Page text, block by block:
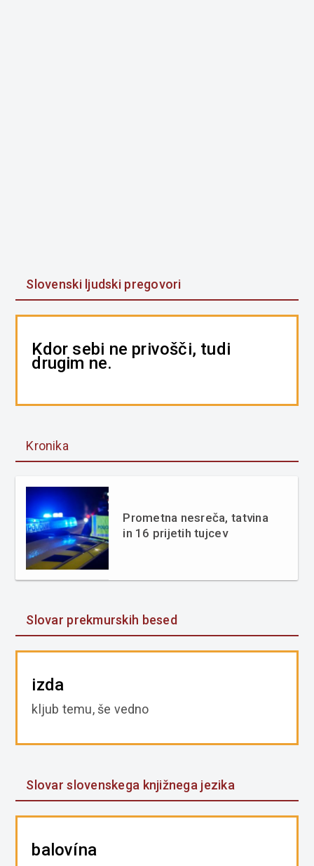
Slovenski ljudski pregovori
Kdor sebi ne privošči, tudi
drugim ne.
Kronika
Prometna nesreča, tatvina
in 16 prijetih tujcev
Slovar prekmurskih besed
izda
kljub temu, še vedno
Slovar slovenskega knjižnega jezika
balovína